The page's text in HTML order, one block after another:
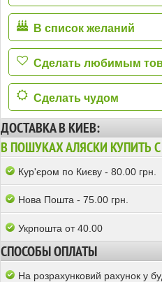
В список желаний
Сделать любимым
Сделать чудом
ДОСТАВКА В КИЕВ:
В ПОШУКАХ АЛЯСКИ КУПИТЬ
Кур'єром по Києву - 80.00 грн.
Нова Пошта - 75.00 грн.
Укрпошта от 40.00
СПОСОБЫ ОПЛАТЫ
На розрахунковий рахунок у